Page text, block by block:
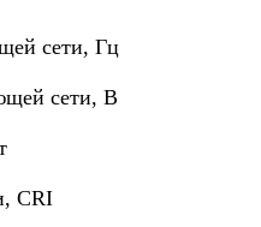
сети, Гц
сети, В
CRI